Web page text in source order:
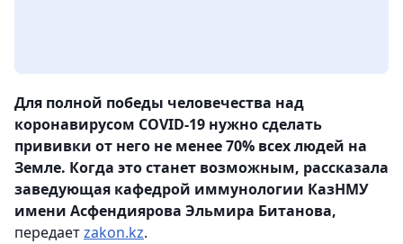
Для полной победы человечества над
коронавирусом COVID-19 нужно сделать
прививки от него не менее 70% всех людей на
Земле. Когда это станет возможным, рассказала
заведующая кафедрой иммунологии КазНМУ
имени Асфендиярова Эльмира Битанова,
передаетzakon.kz.